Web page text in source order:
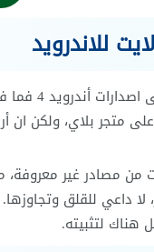
للاندرويد
متجر بلاي، ولكن
من مصادر غير
داعي للقلق وتجاوزها.